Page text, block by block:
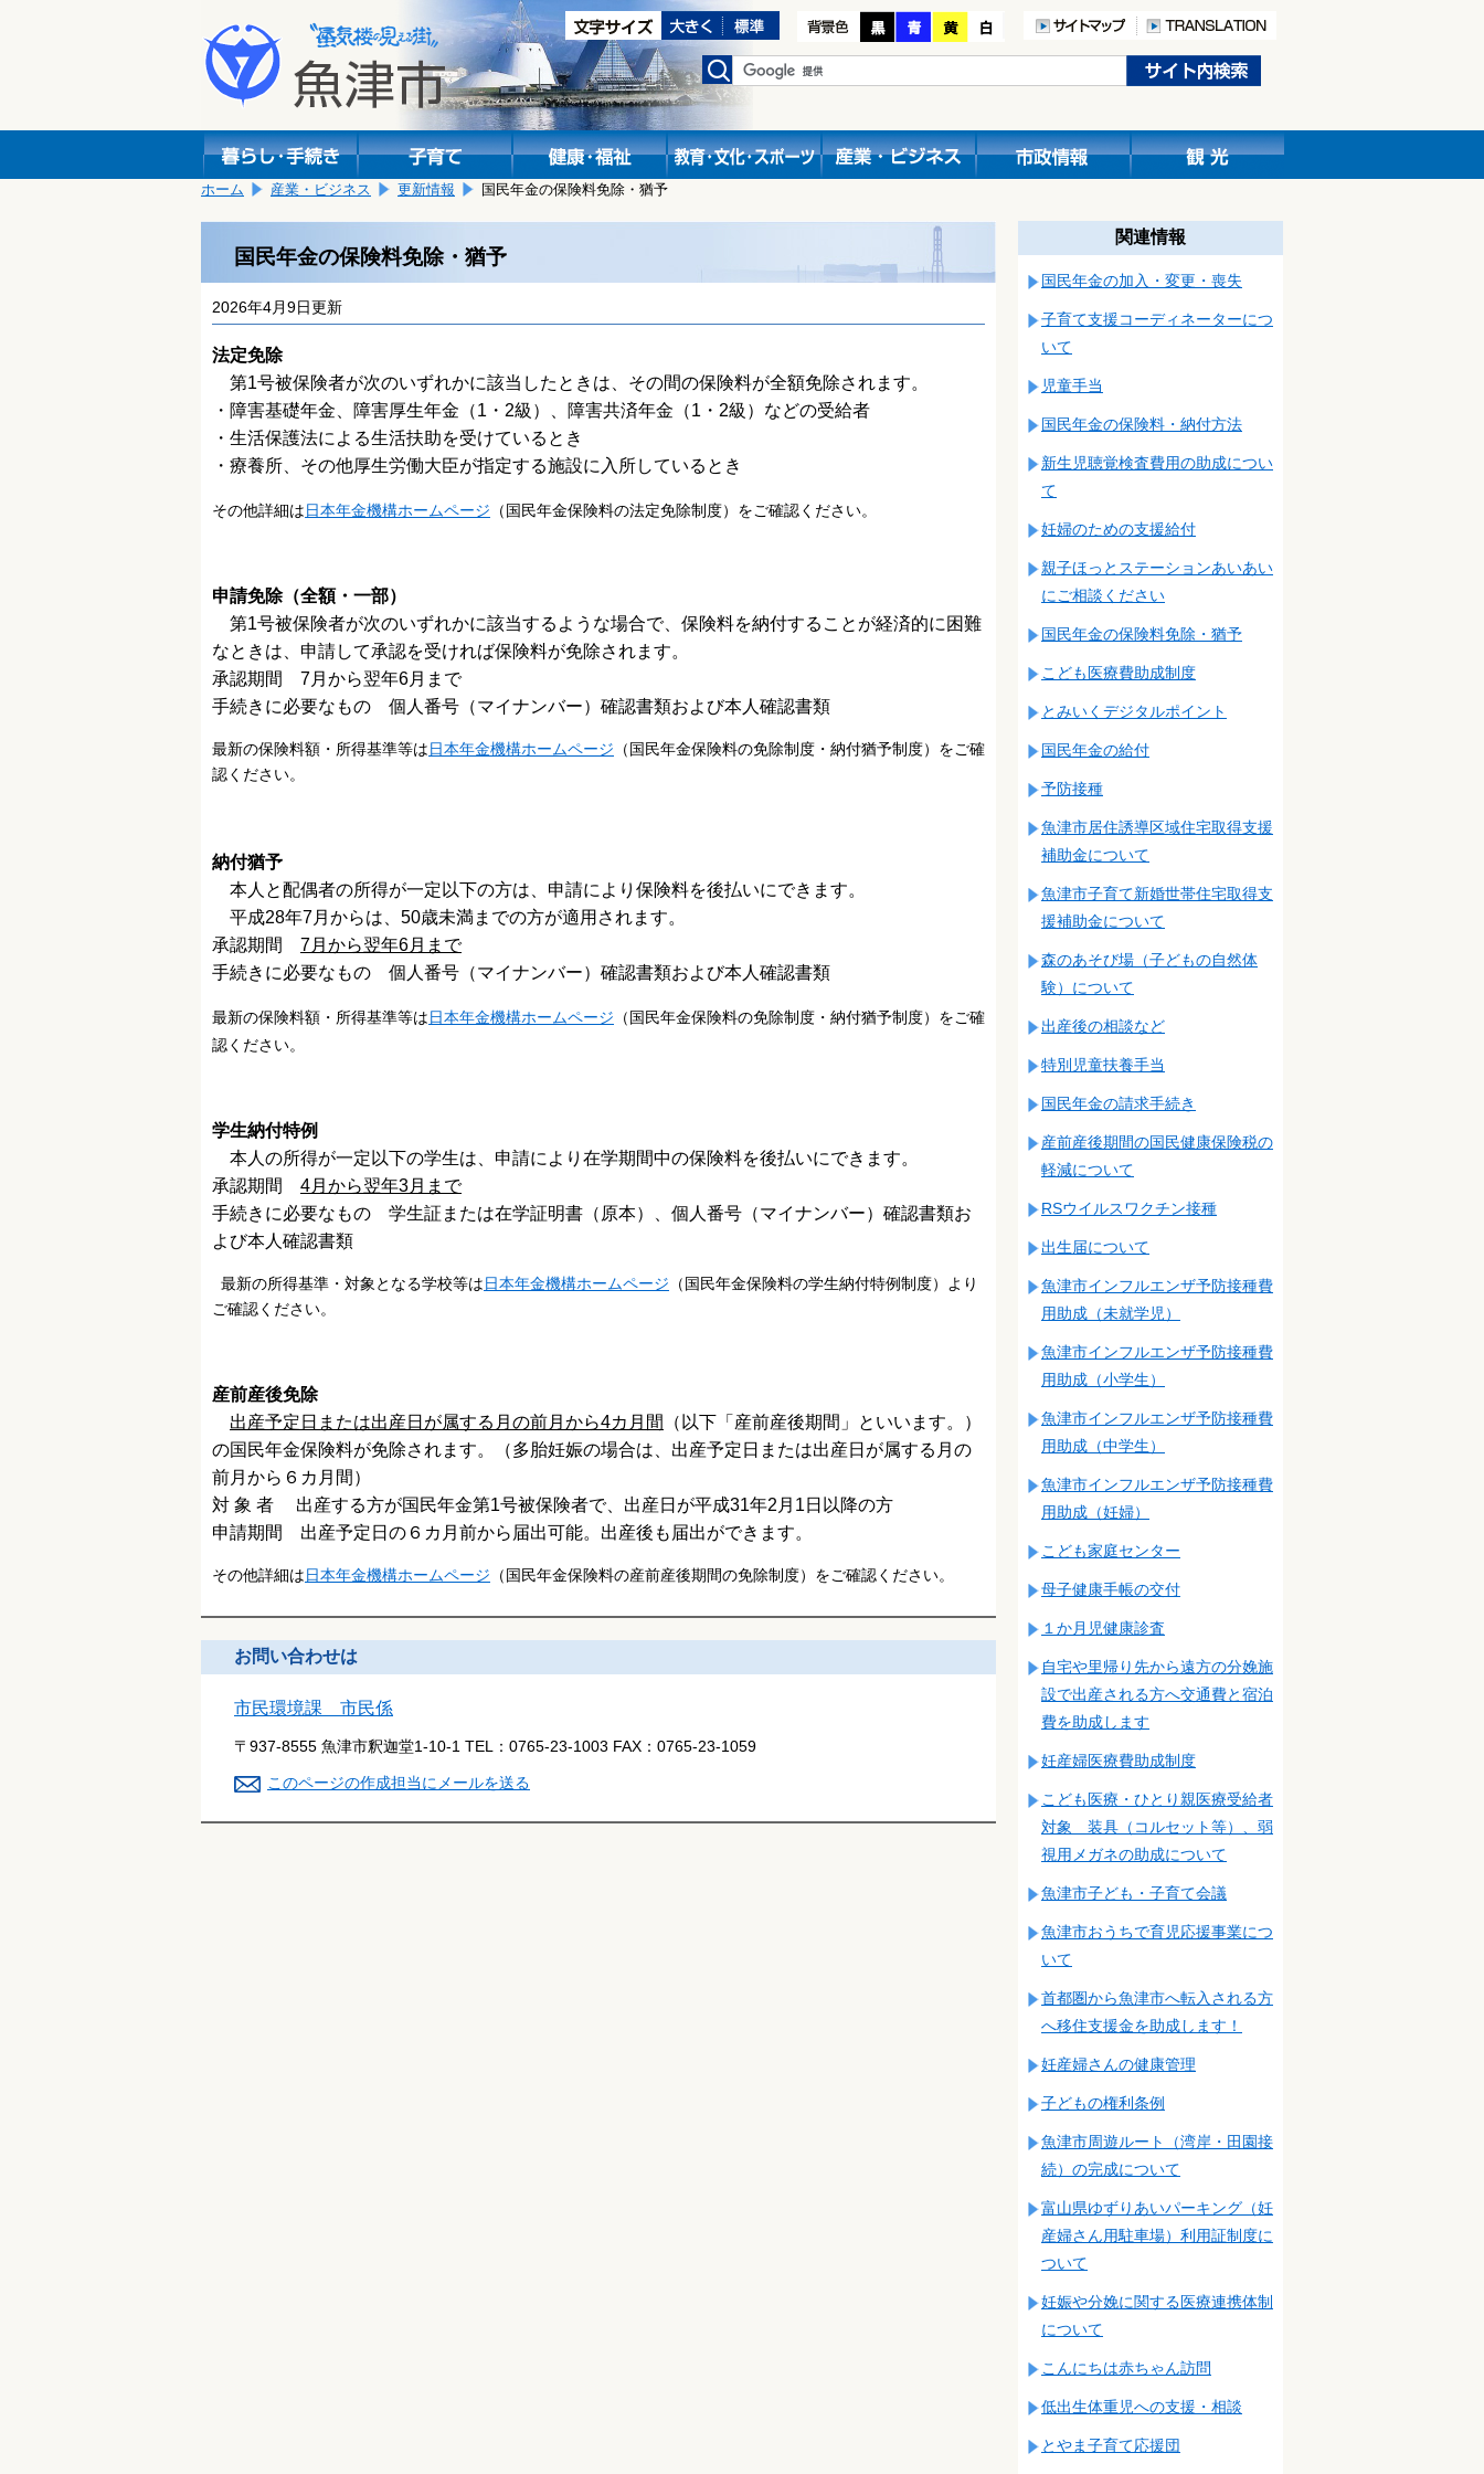
し
ホーム 産業・ビジネス 更新情報 国民年金の保険料免除・猶予
国民年金の保険料免除・猶予
2026年4月9日更新
法定免除
第1号被保険者が次のいずれかに該当したときは、その間の保険料が全額免除されます。
・障害基礎年金、障害厚生年金（1・2級）、障害共済年金（1・2級）などの受給者
・生活保護法による生活扶助を受けているとき
・療養所、その他厚生労働大臣が指定する施設に入所しているとき
その他詳細は日本年金機構ホームページ （国民年金保険料の法定免除制度）をご確認ください。
申請免除（全額・一部）
第1号被保険者が次のいずれかに該当するような場合で、保険料を納付することが経済的に困難
なときは、申請して承認を受ければ保険料が免除されます。
承認期間 7月から翌年6月まで
手続きに必要なもの 個人番号（マイナンバー）確認書類および本人確認書類
最新の保険料額・所得基準等は日本年金機構ホームページ （国民年金保険料の免除制度・納付猶予制度）をご確
認ください。
納付猶予
本人と配偶者の所得が一定以下の方は、申請により保険料を後払いにできます。
平成28年7月からは、50歳未満までの方が適用されます。
承認期間 7月から翌年6月まで
手続きに必要なもの 個人番号（マイナンバー）確認書類および本人確認書類
最新の保険料額・所得基準等は日本年金機構ホームページ （国民年金保険料の免除制度・納付猶予制度）をご確
認ください。
学生納付特例
本人の所得が一定以下の学生は、申請により在学期間中の保険料を後払いにできます。
承認期間 4月から翌年3月まで
手続きに必要なもの 学生証または在学証明書（原本）、個人番号（マイナンバー）確認書類お
よび本人確認書類
最新の所得基準・対象となる学校等は日本年金機構ホームページ （国民年金保険料の学生納付特例制度）より
ご確認ください。
産前産後免除
出産予定日または出産日が属する月の前月から4カ月間
（以下「産前産後期間」といいます。）
の国民年金保険料が免除されます。（多胎妊娠の場合は、 出産予定日または出産日が属する月の
前月から６カ月間 ）
対 象 者 出産する方が国民年金第1号被保険者で、出産日が平成31年2月1日以降の方
申請期間 出産予定 日の６カ月前から届出可能。出産後も届出ができます。
その他詳細は日本年金機構ホームページ （国民年金保険料の産前産後期間の免除制度）をご確認ください。
お問い合わせは
市民環境課 市民係
〒937-8555 魚津市釈迦堂1-10-1 TEL： 0765-23-1003 FAX： 0765-23-1059
このページの作成担当にメールを送る
関連情報
国民年金の加入・変更・喪失
子育て支援コーディネーターにつ
いて
児童手当
国民年金の保険料・納付方法
新生児聴覚検査費用の助成につい
て
妊婦のための支援給付
親子ほっとステーションあいあい
にご相談ください
国民年金の保険料免除・猶予
こども医療費助成制度
とみいくデジタルポイント
国民年金の給付
予防接種
魚津市居住誘導区域住宅取得支援
補助金について
魚津市子育て新婚世帯住宅取得支
援補助金について
森のあそび場（子どもの自然体
験）について
出産後の相談など
特別児童扶養手当
国民年金の請求手続き
産前産後期間の国民健康保険税の
軽減について
RSウイルスワクチン接種
出生届について
魚津市インフルエンザ予防接種費
用助成（未就学児）
魚津市インフルエンザ予防接種費
用助成（小学生）
魚津市インフルエンザ予防接種費
用助成（中学生）
魚津市インフルエンザ予防接種費
用助成（妊婦）
こども家庭センター
母子健康手帳の交付
１か月児健康診査
自宅や里帰り先から遠方の分娩施
設で出産される方へ交通費と宿泊
費を助成します
妊産婦医療費助成制度
こども医療・ひとり親医療受給者
対象 装具（コルセット等）、弱
視用メガネの助成について
魚津市子ども・子育て会議
魚津市おうちで育児応援事業につ
いて
首都圏から魚津市へ転入される方
へ移住支援金を助成します！
妊産婦さんの健康管理
子どもの権利条例
魚津市周遊ルート（湾岸・田園接
続）の完成について
富山県ゆずりあいパーキング（妊
産婦さん用駐車場）利用証制度に
ついて
妊娠や分娩に関する医療連携体制
について
こんにちは赤ちゃん訪問
低出生体重児への支援・相談
とやま子育て応援団